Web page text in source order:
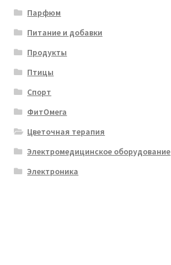
Парфюм
Питание и добавки
Продукты
Птицы
Спорт
ФитОмега
Цветочная терапия
Электромедицинское оборудование
Электроника